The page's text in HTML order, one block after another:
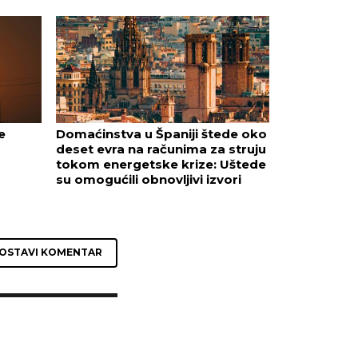
Domaćinstva u Španiji štede oko
deset evra na računima za struju
tokom energetske krize: Uštede
su omogućili obnovljivi izvori
OSTAVI KOMENTAR